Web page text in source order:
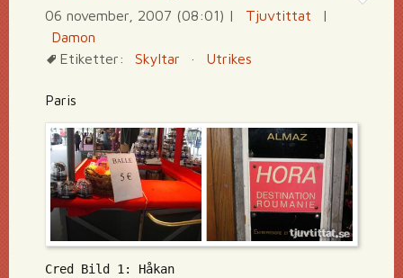
06 november, 2007 (08:01) | Tjuvtittat
|
Damon
Etiketter:
Skyltar · Utrikes
Paris
Cred Bild 1: Håkan